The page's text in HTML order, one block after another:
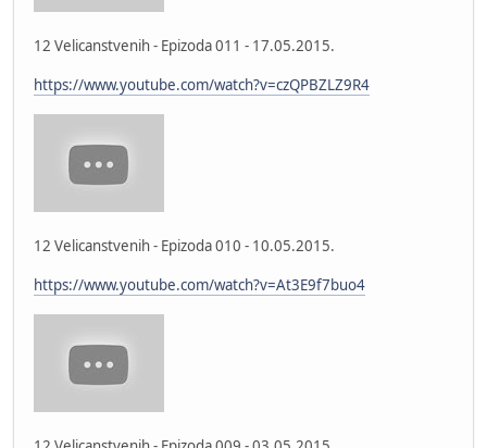
12 Velicanstvenih - Epizoda 011 - 17.05.2015.
https://www.youtube.com/watch?v=czQPBZLZ9R4
12 Velicanstvenih - Epizoda 010 - 10.05.2015.
https://www.youtube.com/watch?v=At3E9f7buo4